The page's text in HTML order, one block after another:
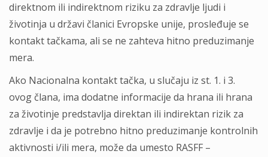
direktnom ili indirektnom riziku za zdravlje ljudi i
životinja u državi članici Evropske unije, prosleđuje se
kontakt tačkama, ali se ne zahteva hitno preduzimanje
mera.
Ako Nacionalna kontakt tačka, u slučaju iz st. 1. i 3.
ovog člana, ima dodatne informacije da hrana ili hrana
za životinje predstavlja direktan ili indirektan rizik za
zdravlje i da je potrebno hitno preduzimanje kontrolnih
aktivnosti i/ili mera, može da umesto RASFF –